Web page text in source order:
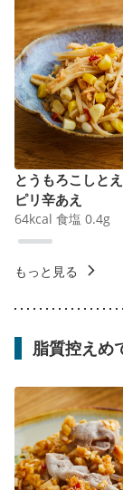
とうもろこしと
ピリ辛あえ
64kcal 食塩 0.4g
もっと見る
脂質控えめ